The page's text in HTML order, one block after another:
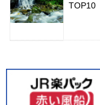
TOP10